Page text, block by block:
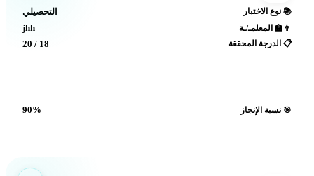
📚 نوع الاختبار
التحصيلي
👨‍🏫 المعلمـ/ـة
📋 الدرجة المحققة
🎯 نسبة الإنجاز 90%